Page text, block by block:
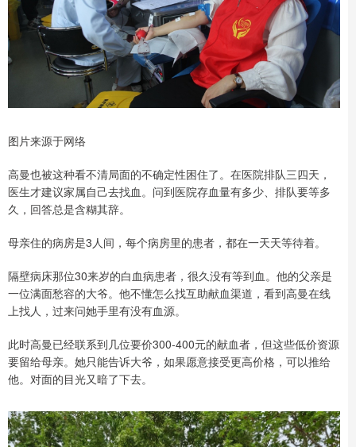
图片来源于网络
高曼也被这种看不清局面的不确定性困住了。在医院排队三四天，
医生才建议家属自己去找血。问到医院存血量有多少、排队要等多
久，回答总是含糊其辞。
母亲住的病房是3人间，每个病房里的患者，都在一天天等待着。
隔壁病床那位30来岁的白血病患者，很久没有等到血。他的父亲是
一位满面愁容的大爷。他不懂怎么找互助献血渠道，看到高曼在线
上找人，过来问她手里有没有血源。
此时高曼已经联系到几位要价300-400元的献血者，但这些低价资源
要留给母亲。她只能告诉大爷，如果愿意接受更高价格，可以推给
他。对面的目光又暗了下去。